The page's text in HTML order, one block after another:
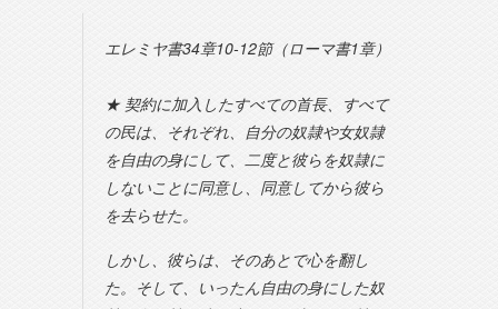
エレミヤ書34章10-12節（ローマ書1章）
★ 契約に加入したすべての首長、すべて
の民は、それぞれ、自分の奴隷や女奴隷
を自由の身にして、二度と彼らを奴隷に
しないことに同意し、同意してから彼ら
を去らせた。
しかし、彼らは、そのあとで心を翻し
た。そして、いったん自由の身にした奴